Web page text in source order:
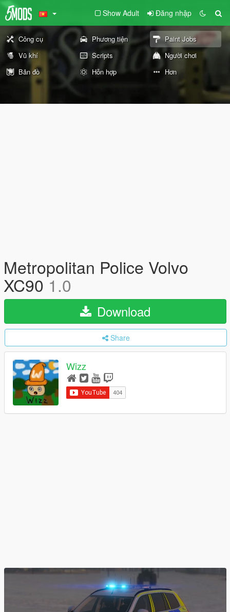
Show Adult Đăng nhập
Công cụ Phương tiện
Paint Jobs
Vũ khí
Scripts
Người chơi
Bản đồ
Hỗn hợp Hơn
Metropolitan Police Volvo
XC901.0
Download
Share
Wizz